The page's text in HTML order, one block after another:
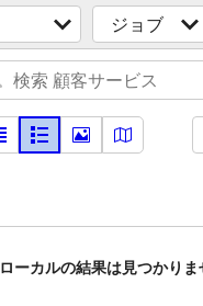
ジョブ
ローカルの結果は見つかり